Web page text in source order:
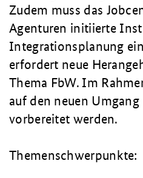
Zudem muss das
Agenturen initiierte
Integrationsplanung
erfordert neue
Thema FbW. Im
auf den neuen
vorbereitet werden.
Themenschwerpunkte: